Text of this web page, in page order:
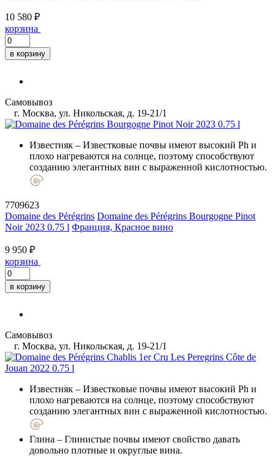
10 580 ₽
корзина
в корзину
Самовывоз
г. Москва, ул. Никольская, д. 19-21/1
Известняк – Известковые почвы имеют высокий Ph и
плохо нагреваются на солнце, поэтому способствуют
созданию элегантных вин с выраженной кислотностью.
7709623
Domaine des Pérégrins Domaine des Pérégrins Bourgogne Pinot
Noir 2023 0.75 l Франция, Красное вино
9 950 ₽
корзина
в корзину
Самовывоз
г. Москва, ул. Никольская, д. 19-21/1
Известняк – Известковые почвы имеют высокий Ph и
плохо нагреваются на солнце, поэтому способствуют
созданию элегантных вин с выраженной кислотностью.
Глина – Глинистые почвы имеют свойство давать
довольно плотные и округлые вина.